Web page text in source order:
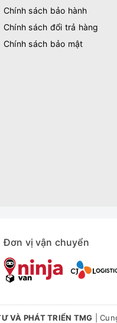
Chính sách bảo hành
Chính sách đổi trả hàng
Chính sách bảo mật
Đơn vị vận chuyển
VÀ PHÁT TRIỂN TMG